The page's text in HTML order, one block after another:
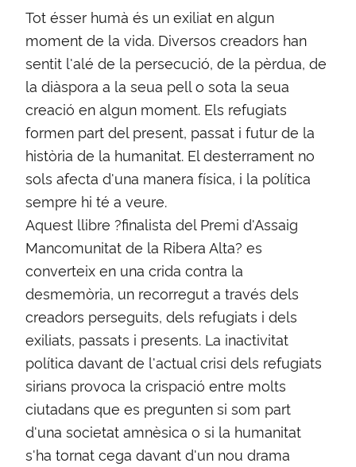
Tot ésser humà és un exiliat en algun
moment de la vida. Diversos creadors han
sentit l'alé de la persecució, de la pèrdua, de
la diàspora a la seua pell o sota la seua
creació en algun moment. Els refugiats
formen part del present, passat i futur de la
història de la humanitat. El desterrament no
sols afecta d'una manera física, i la política
sempre hi té a veure.
Aquest llibre ?finalista del Premi d'Assaig
Mancomunitat de la Ribera Alta? es
converteix en una crida contra la
desmemòria, un recorregut a través dels
creadors perseguits, dels refugiats i dels
exiliats, passats i presents. La inactivitat
política davant de l'actual crisi dels refugiats
sirians provoca la crispació entre molts
ciutadans que es pregunten si som part
d'una societat amnèsica o si la humanitat
s'ha tornat cega davant d'un nou drama